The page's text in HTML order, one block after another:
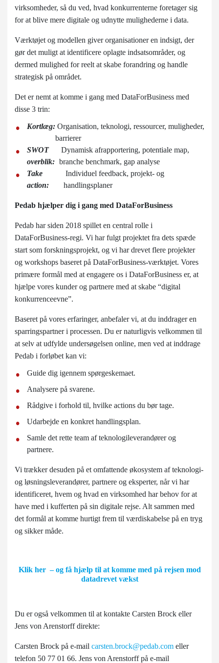
virksomheder, så du ved, hvad konkurrenterne foretager sig
for at blive mere digitale og udnytte mulighederne i data.
Værktøjet og modellen giver organisationer en indsigt, der
gør det muligt at identificere oplagte indsatsområder, og
dermed mulighed for reelt at skabe forandring og handle
strategisk på området.
Det er nemt at komme i gang med DataForBusiness med
disse 3 trin:
Kortlæg: Organisation, teknologi, ressourcer, muligheder,
barrierer
SWOT
overblik:
Dynamisk afrapportering, potentiale map,
branche benchmark, gap analyse
Take
action:
Individuel feedback, projekt- og
handlingsplaner
Pedab hjælper dig i gang med DataForBusiness
Pedab har siden 2018 spillet en central rolle i
DataForBusiness-regi. Vi har fulgt projektet fra dets spæde
start som forskningsprojekt, og vi har drevet flere projekter
og workshops baseret på DataForBusiness-værktøjet. Vores
primære formål med at engagere os i DataForBusiness er, at
hjælpe vores kunder og partnere med at skabe “digital
konkurrenceevne”.
Baseret på vores erfaringer, anbefaler vi, at du inddrager en
sparringspartner i processen. Du er naturligvis velkommen til
at selv at udfylde undersøgelsen online, men ved at inddrage
Pedab i forløbet kan vi:
Guide dig igennem spørgeskemaet.
Analysere på svarene.
Rådgive i forhold til, hvilke actions du bør tage.
Udarbejde en konkret handlingsplan.
Samle det rette team af teknologileverandører og
partnere.
Vi trækker desuden på et omfattende økosystem af teknologi-
og løsningsleverandører, partnere og eksperter, når vi har
identificeret, hvem og hvad en virksomhed har behov for at
have med i kufferten på sin digitale rejse. Alt sammen med
det formål at komme hurtigt frem til værdiskabelse på en tryg
og sikker måde.
Klik her – og få hjælp til at komme med på rejsen mod
datadrevet vækst
Du er også velkommen til at kontakte Carsten Brock eller
Jens von Arenstorff direkte:
Carsten Brock på e-mail carsten.brock@pedab.com eller
telefon 50 77 01 66. Jens von Arenstorff på e-mail